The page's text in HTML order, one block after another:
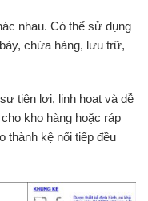
nhau. Có thể sử dụng
chứa hàng, lưu trữ,
tiện lợi, linh hoạt và dễ
kho hàng hoặc ráp
thành kệ nối tiếp đều